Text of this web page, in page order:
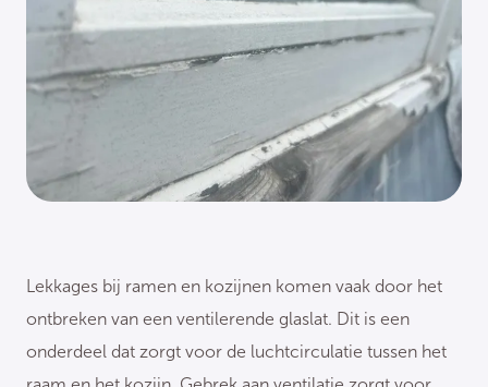
Lekkages bij ramen en kozijnen komen vaak door het
ontbreken van een ventilerende glaslat. Dit is een
onderdeel dat zorgt voor de luchtcirculatie tussen het